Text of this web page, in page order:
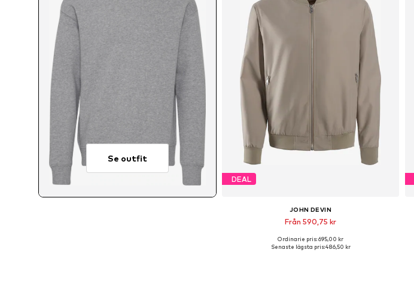
Se outfit
DEAL
JOHN DEVIN
Från 590,75 kr
Tillgängliga storlekar: S, M, L, XL, XXL, 5XL
Ordinarie pris: 695,00 kr
Senaste lägsta pris:486,50 kr